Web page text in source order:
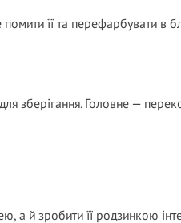
її та перефарбувати в
зберігання. Головне —
а й зробити її родзинкою